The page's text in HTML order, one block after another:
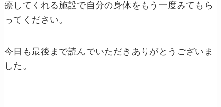
療してくれる施設で自分の身体をもう一度みてもら
ってください。
今日も最後まで読んでいただきありがとうございま
した。